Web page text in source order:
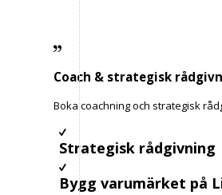
Coach & strategisk
Boka coachning och strategisk
Strategisk rådgivning
Bygg varumärket på